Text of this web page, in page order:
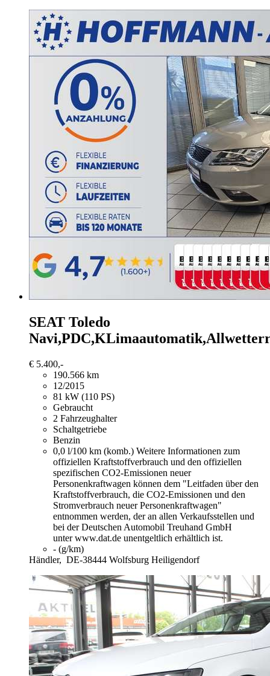
SEAT Toledo
€ 5.400,-
190.566 km
12/2015
81 kW (110 PS)
Gebraucht
2 Fahrzeughalter
Schaltgetriebe
Benzin
0,0 l/100 km (komb.) Weitere Informationen zum
offiziellen Kraftstoffverbrauch und den offiziellen
spezifischen CO2-Emissionen neuer
Personenkraftwagen können dem "Leitfaden über den
Kraftstoffverbrauch, die CO2-Emissionen und den
Stromverbrauch neuer Personenkraftwagen"
entnommen werden, der an allen Verkaufsstellen und
bei der Deutschen Automobil Treuhand GmbH
unter www.dat.de unentgeltlich erhältlich ist.
- (g/km)
Händler, DE-38444 Wolfsburg Heiligendorf